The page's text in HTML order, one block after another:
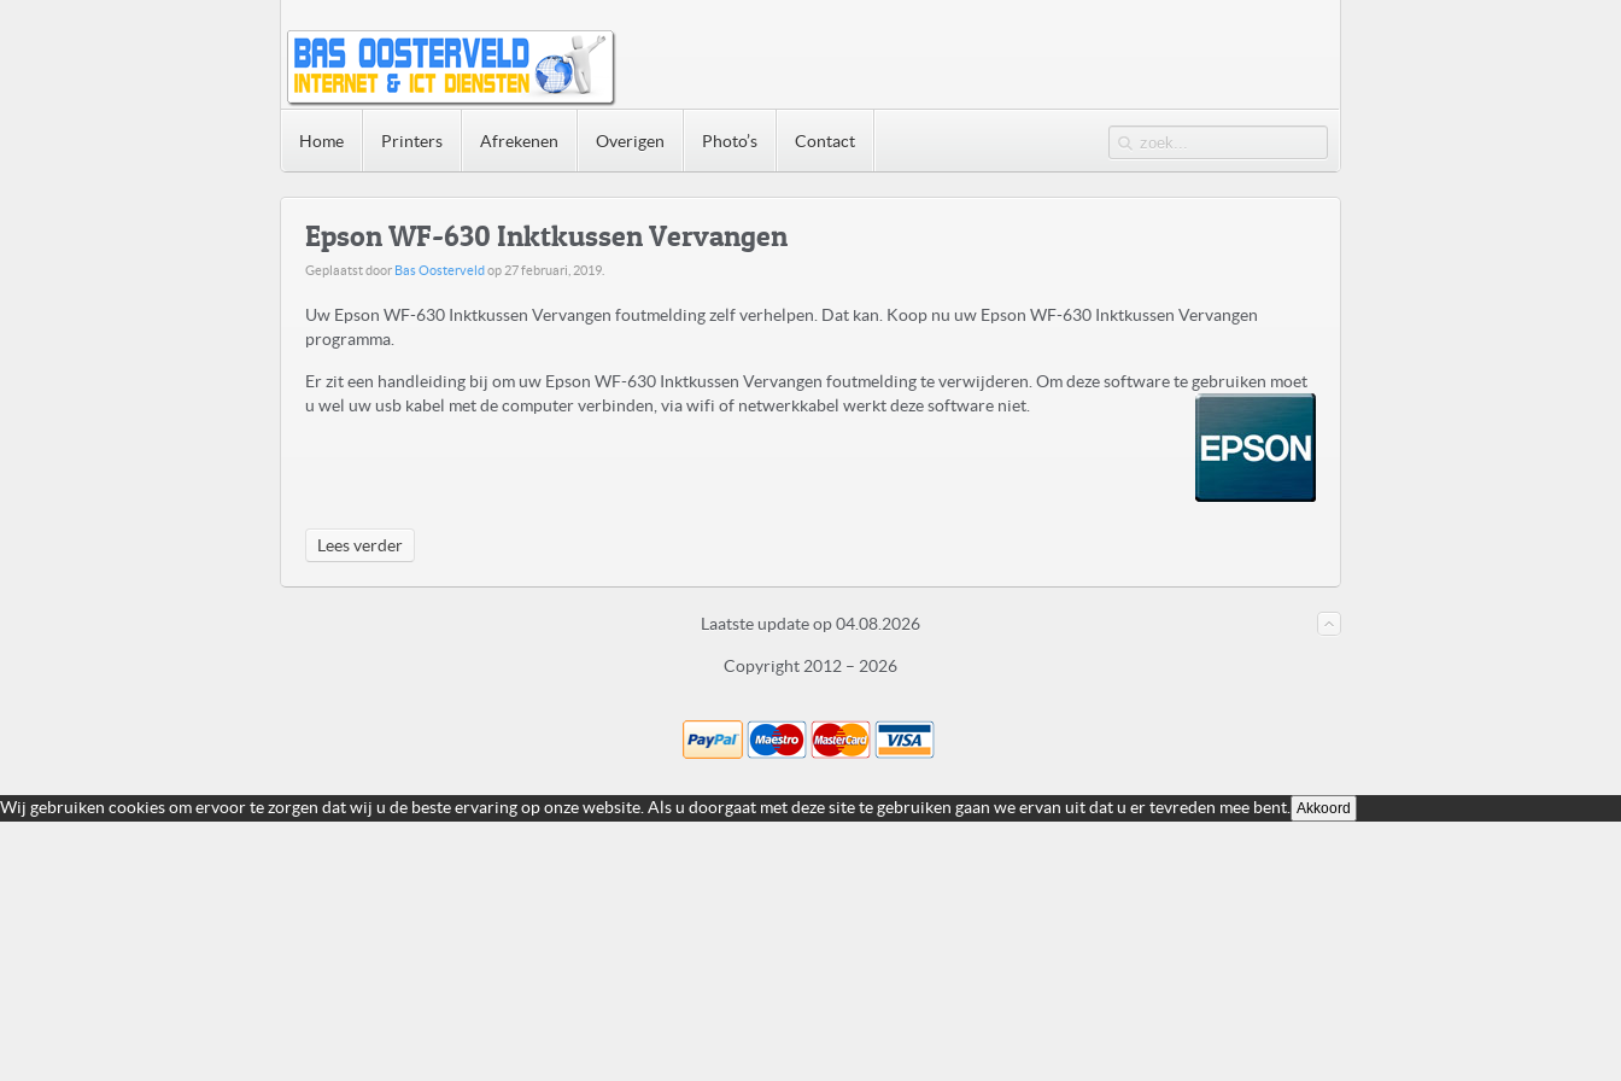
Home Printers Afrekenen Overigen Photo’s Contact
Epson WF-630 Inktkussen Vervangen
Geplaatst door Bas Oosterveldop 27 februari, 2019
Uw Epson WF-630 Inktkussen Vervangen foutmelding zelf verhelpen. Dat kan. Koop nu uw Epson WF-630 Inktkussen Vervangen
programma.
Er zit een handleiding bij om uw Epson WF-630 Inktkussen Vervangen foutmelding te verwijderen. Om deze software te gebruiken moet
u wel uw usb kabel met de computer verbinden, via wifi of netwerkkabel werkt deze software niet.
Lees verder
Laatste update op 04.08.2026
Copyright 2012 – 2026
Wij gebruiken cookies om ervoor te zorgen dat wij u de beste ervaring op onze website. Als u doorgaat met deze site te gebruiken gaan we ervan uit dat u er tevreden mee bent. Akkoord